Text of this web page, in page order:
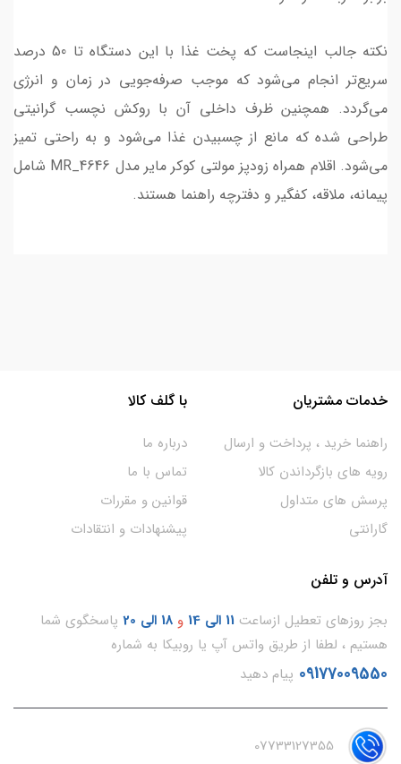
نکته جالب اینجاست که پخت غذا با این دستگاه تا 50 درصد
سریع‌تر انجام می‌شود که موجب صرفه‌جویی در زمان و انرژی
می‌گردد. همچنین ظرف داخلی آن با روکش نچسب گرانیتی
طراحی شده که مانع از چسبیدن غذا می‌شود و به راحتی تمیز
می‌شود. اقلام همراه زودپز مولتی کوکر مایر مدل MR_4646 شامل
پیمانه، ملاقه، کفگیر و دفترچه راهنما هستند.
خدمات مشتریان
راهنما خرید ، پرداخت و ارسال
رویه های بازگرداندن کالا
پرسش های متداول
گارانتی
با گلف کالا
درباره ما
تماس با ما
قوانین و مقررات
پیشنهادات و انتقادات
آدرس و تلفن
بجز روزهای تعطیل ازساعت 11 الی 14 و 18 الی 20
پاسخگوی شما
هستیم ، لطفا از طریق واتس آپ یا روبیکا به شماره
09177009550 پیام دهید
07733127355